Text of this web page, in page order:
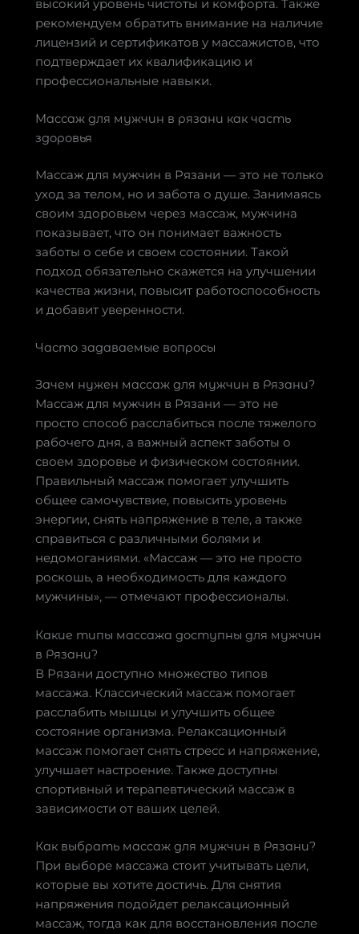
высокий уровень чистоты и комфорта. Также
рекомендуем обратить внимание на наличие
лицензий и сертификатов у массажистов, что
подтверждает их квалификацию и
профессиональные навыки.
Массаж для мужчин в рязани как часть
здоровья
Массаж для мужчин в Рязани — это не только
уход за телом, но и забота о душе. Занимаясь
своим здоровьем через массаж, мужчина
показывает, что он понимает важность
заботы о себе и своем состоянии. Такой
подход обязательно скажется на улучшении
качества жизни, повысит работоспособность
и добавит уверенности.
Часто задаваемые вопросы
Зачем нужен массаж для мужчин в Рязани?
Массаж для мужчин в Рязани — это не
просто способ расслабиться после тяжелого
рабочего дня, а важный аспект заботы о
своем здоровье и физическом состоянии.
Правильный массаж помогает улучшить
общее самочувствие, повысить уровень
энергии, снять напряжение в теле, а также
справиться с различными болями и
недомоганиями. «Массаж — это не просто
роскошь, а необходимость для каждого
мужчины», — отмечают профессионалы.
Какие типы массажа доступны для мужчин
в Рязани?
В Рязани доступно множество типов
массажа. Классический массаж помогает
расслабить мышцы и улучшить общее
состояние организма. Релаксационный
массаж помогает снять стресс и напряжение,
улучшает настроение. Также доступны
спортивный и терапевтический массаж в
зависимости от ваших целей.
Как выбрать массаж для мужчин в Рязани?
При выборе массажа стоит учитывать цели,
которые вы хотите достичь. Для снятия
напряжения подойдет релаксационный
массаж, тогда как для восстановления после